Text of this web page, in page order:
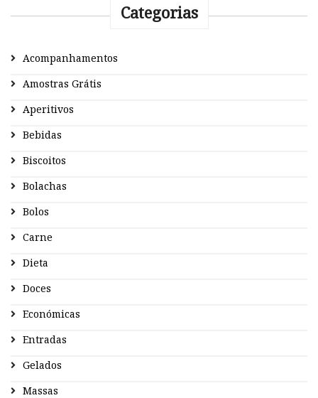
Categorias
Acompanhamentos
Amostras Grátis
Aperitivos
Bebidas
Biscoitos
Bolachas
Bolos
Carne
Dieta
Doces
Económicas
Entradas
Gelados
Massas